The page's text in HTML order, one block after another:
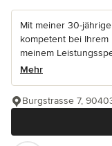
Mit meiner 30-
kompetent bei
meinem
Mehr
Burgstrasse 7,